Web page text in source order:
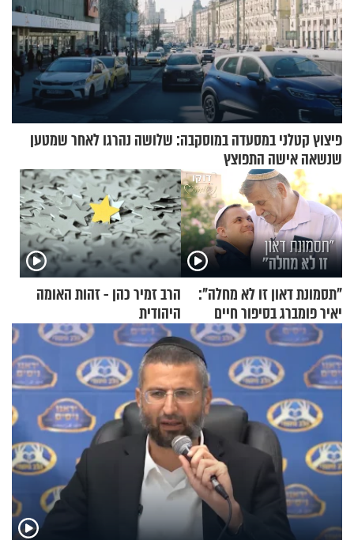
פיצוץ קטלני במסעדה במוסקבה: שלושה נהרגו לאחר שמטען
שנשאה אישה התפוצץ
"תסמונת דאון זו לא מחלה":
יאיר פומברג בסיפור חיים
מעורר השראה
הרב זמיר כהן - זהות האומה
היהודית